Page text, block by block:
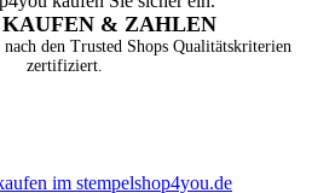
KAUFEN & ZAHLEN
den Trusted Shops Qualitätskriterien
zertifiziert.